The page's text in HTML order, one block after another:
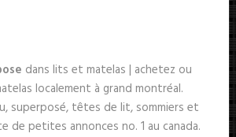
dans lits et matelas | achetez ou
localement à grand montréal.
superposé, têtes de lit, sommiers et
de petites annonces no. 1 au canada.